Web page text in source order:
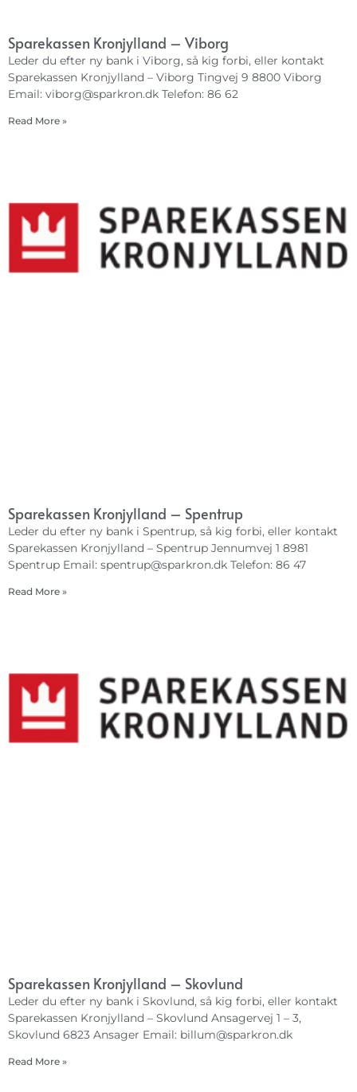
Sparekassen Kronjylland – Viborg
Leder du efter ny bank i Viborg, så kig forbi, eller kontakt
Sparekassen Kronjylland – Viborg Tingvej 9 8800 Viborg
Email: viborg@sparkron.dk Telefon: 86 62
Read More »
Sparekassen Kronjylland – Spentrup
Leder du efter ny bank i Spentrup, så kig forbi, eller kontakt
Sparekassen Kronjylland – Spentrup Jennumvej 1 8981
Spentrup Email: spentrup@sparkron.dk Telefon: 86 47
Read More »
Sparekassen Kronjylland – Skovlund
Leder du efter ny bank i Skovlund, så kig forbi, eller kontakt
Sparekassen Kronjylland – Skovlund Ansagervej 1 – 3,
Skovlund 6823 Ansager Email: billum@sparkron.dk
Read More »